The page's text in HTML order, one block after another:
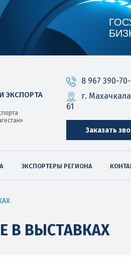
ЭКСПОРТА
8 967 390-
г.
61
Заказать
ЭКСПОРТЕРЫ РЕГИОНА
В ВЫСТАВКАХ